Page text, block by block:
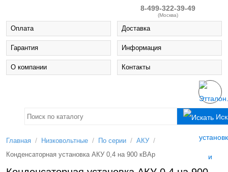
8-499-322-39-49
(Москва)
Оплата Доставка
Гарантия Информация
О компании Контакты
Главная / Низковольтные / По серии / АКУ /
Конденсаторная установка АКУ 0,4 на 900 кВАр